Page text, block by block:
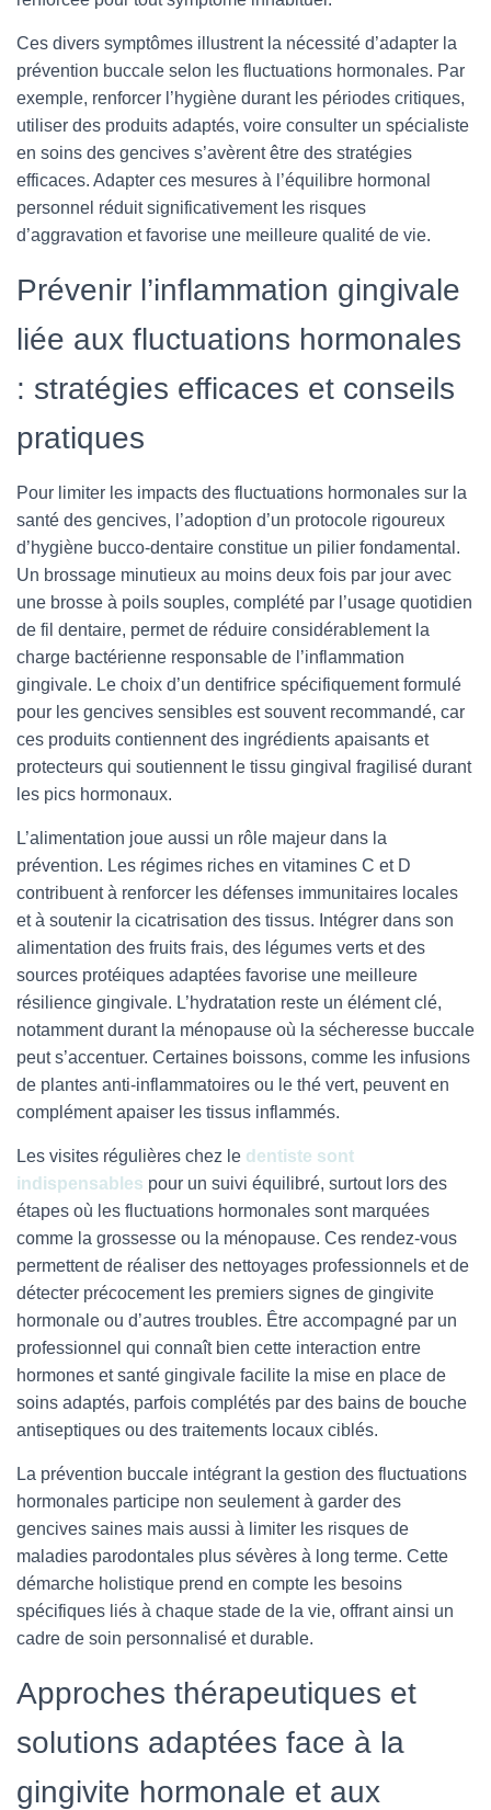
Ces divers symptômes illustrent la nécessité d’adapter la
prévention buccale selon les fluctuations hormonales. Par
exemple, renforcer l’hygiène durant les périodes critiques,
utiliser des produits adaptés, voire consulter un spécialiste
en soins des gencives s’avèrent être des stratégies
efficaces. Adapter ces mesures à l’équilibre hormonal
personnel réduit significativement les risques
d’aggravation et favorise une meilleure qualité de vie.
Prévenir l’inflammation gingivale
liée aux fluctuations hormonales
: stratégies efficaces et conseils
pratiques
Pour limiter les impacts des fluctuations hormonales sur la
santé des gencives, l’adoption d’un protocole rigoureux
d’hygiène bucco-dentaire constitue un pilier fondamental.
Un brossage minutieux au moins deux fois par jour avec
une brosse à poils souples, complété par l’usage quotidien
de fil dentaire, permet de réduire considérablement la
charge bactérienne responsable de l’inflammation
gingivale. Le choix d’un dentifrice spécifiquement formulé
pour les gencives sensibles est souvent recommandé, car
ces produits contiennent des ingrédients apaisants et
protecteurs qui soutiennent le tissu gingival fragilisé durant
les pics hormonaux.
L’alimentation joue aussi un rôle majeur dans la
prévention. Les régimes riches en vitamines C et D
contribuent à renforcer les défenses immunitaires locales
et à soutenir la cicatrisation des tissus. Intégrer dans son
alimentation des fruits frais, des légumes verts et des
sources protéiques adaptées favorise une meilleure
résilience gingivale. L’hydratation reste un élément clé,
notamment durant la ménopause où la sécheresse buccale
peut s’accentuer. Certaines boissons, comme les infusions
de plantes anti-inflammatoires ou le thé vert, peuvent en
complément apaiser les tissus inflammés.
Les visites régulières chez le dentiste sont
indispensables pour un suivi équilibré, surtout lors des
étapes où les fluctuations hormonales sont marquées
comme la grossesse ou la ménopause. Ces rendez-vous
permettent de réaliser des nettoyages professionnels et de
détecter précocement les premiers signes de gingivite
hormonale ou d’autres troubles. Être accompagné par un
professionnel qui connaît bien cette interaction entre
hormones et santé gingivale facilite la mise en place de
soins adaptés, parfois complétés par des bains de bouche
antiseptiques ou des traitements locaux ciblés.
La prévention buccale intégrant la gestion des fluctuations
hormonales participe non seulement à garder des
gencives saines mais aussi à limiter les risques de
maladies parodontales plus sévères à long terme. Cette
démarche holistique prend en compte les besoins
spécifiques liés à chaque stade de la vie, offrant ainsi un
cadre de soin personnalisé et durable.
Approches thérapeutiques et
solutions adaptées face à la
gingivite hormonale et aux